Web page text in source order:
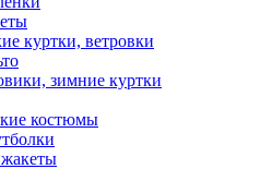
куртки, ветровки
зимние куртки
костюмы